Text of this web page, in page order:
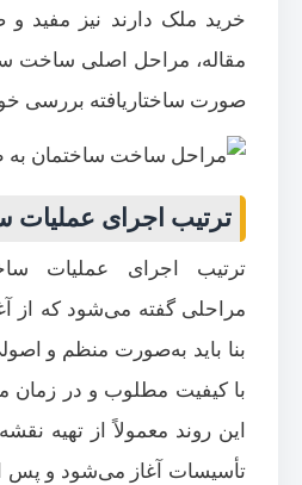
خرید ملک دارند نیز مفید
مقاله، مراحل اصلی ساخت
صورت ساختاریافته بررسی
ترتیب اجرای عملیات
ترتیب اجرای عملیات
مراحلی گفته می‌شود که از
بنا باید به‌صورت منظم و
با کیفیت مطلوب و در زمان
این روند معمولاً از تهیه
تأسیسات آغاز می‌شود و پس